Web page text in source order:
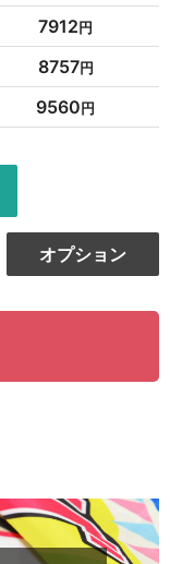
7912
8757
9560
12324
13216
14130
18460
19341
オプション